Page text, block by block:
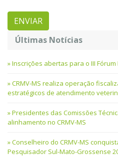
Últimas Notícias
Inscrições abertas para o III
CRMV-MS realiza operação
estratégicos de atendimento
Presidentes das Comissões
alinhamento no CRMV-MS
Conselheiro do CRMV-MS
Pesquisador Sul-Mato-Grossense